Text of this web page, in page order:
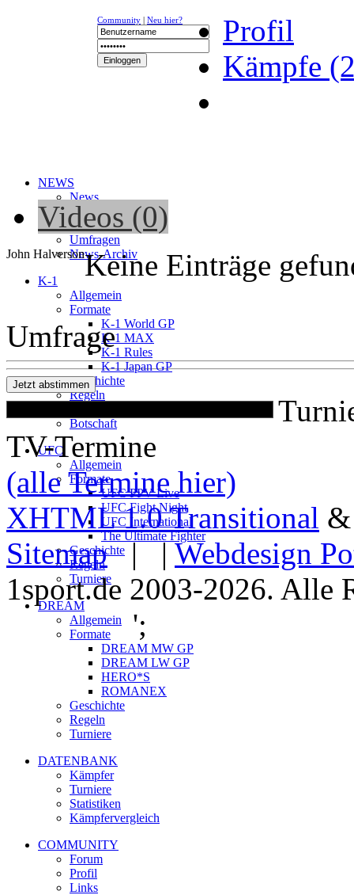
Community | Neu hier?
NEWS
News
Kalender
Newsletter
Umfragen
News-Archiv
K-1
Allgemein
Formate
K-1 World GP
K-1 MAX
K-1 Rules
K-1 Japan GP
Geschichte
Regeln
Botschaft
UFC
Allgemein
Formate
UFC PPV Live
UFC Fight Night
UFC International
The Ultimate Fighter
Geschichte
Regeln
Turniere
DREAM
Allgemein
Formate
DREAM MW GP
DREAM LW GP
HERO*S
ROMANEX
Geschichte
Regeln
Turniere
DATENBANK
Kämpfer
Turniere
Statistiken
Kämpfervergleich
COMMUNITY
Forum
Profil
Links
Profil
Kämpfe
Videos (0)
John HalversonKeine Einträge
Umfrage
TV-Termine
(alle Termine hier)
XHTML 1.0 Transitional
Sitemap| |Webdesign
1sport.de 2003-2026. Alle
';